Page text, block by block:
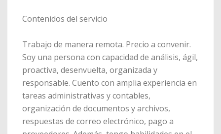
Contenidos del servicio
Trabajo de manera remota. Precio a convenir.
Soy una persona con capacidad de análisis, ágil,
proactiva, desenvuelta, organizada y
responsable. Cuento con amplia experiencia en
tareas administrativas y contables,
organización de documentos y archivos,
respuestas de correo electrónico, pago a